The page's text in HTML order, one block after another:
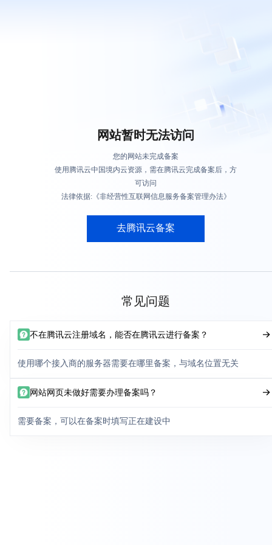
网站暂时无法访问
您的网站未完成备案
使用腾讯云中国境内云资源，需在腾讯云完成备案后，方
可访问
法律依据:《非经营性互联网信息服务备案管理办法》
去腾讯云备案
常见问题
不在腾讯云注册域名，能否在腾讯云进行备案？
使用哪个接入商的服务器需要在哪里备案，与域名位置无关
网站网页未做好需要办理备案吗？
需要备案，可以在备案时填写正在建设中